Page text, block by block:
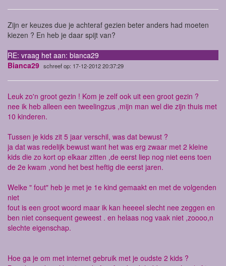
Zijn er keuzes due je achteraf gezien beter anders had moeten
kiezen ? En heb je daar spijt van?
RE: vraag het aan: bianca29
Bianca29 schreef op: 17-12-2012 20:37:29
Leuk zo'n groot gezin ! Kom je zelf ook uit een groot gezin ?
nee ik heb alleen een tweelingzus ,mijn man wel die zijn thuis met
10 kinderen.
Tussen je kids zit 5 jaar verschil, was dat bewust ?
ja dat was redelijk bewust want het was erg zwaar met 2 kleine
kids die zo kort op elkaar zitten ,de eerst liep nog niet eens toen
de 2e kwam ,vond het best heftig die eerst jaren.
Welke " fout" heb je met je 1e kind gemaakt en met de volgenden
niet
fout is een groot woord maar ik kan heeeel slecht nee zeggen en
ben niet consequent geweest . en helaas nog vaak niet ,zoooo,n
slechte eigenschap.
Hoe ga je om met internet gebruik met je oudste 2 kids ?